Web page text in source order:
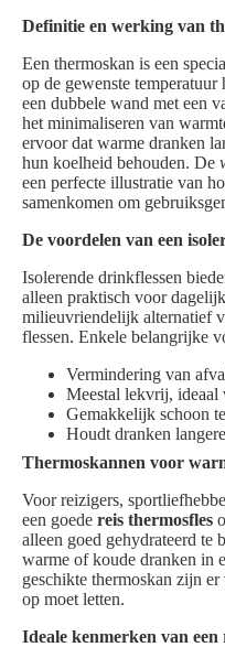
Definitie en werking van
Een thermoskan is een
op de gewenste
een dubbele wand met een
het minimaliseren van
ervoor dat warme dranken
hun koelheid behouden. De
een perfecte illustratie van
samenkomen om
De voordelen van een
Isolerende drinkflessen
alleen praktisch voor
milieuvriendelijk alternatief
flessen. Enkele belangrijke
Vermindering van
Meestal lekvrij, ideaal
Gemakkelijk schoon
Houdt dranken
Thermoskannen voor
Voor reizigers,
een goede reis thermosfles
alleen goed gehydrateerd te
warme of koude dranken in
geschikte thermoskan zijn
op moet letten.
Ideale kenmerken van een